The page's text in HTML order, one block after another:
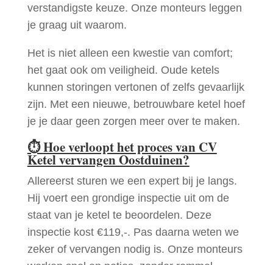
verstandigste keuze. Onze monteurs leggen
je graag uit waarom.
Het is niet alleen een kwestie van comfort;
het gaat ook om veiligheid. Oude ketels
kunnen storingen vertonen of zelfs gevaarlijk
zijn. Met een nieuwe, betrouwbare ketel hoef
je je daar geen zorgen meer over te maken.
⏱Hoe verloopt het proces van CV
Ketel vervangen Oostduinen?
Allereerst sturen we een expert bij je langs.
Hij voert een grondige inspectie uit om de
staat van je ketel te beoordelen. Deze
inspectie kost €119,-. Pas daarna weten we
zeker of vervangen nodig is. Onze monteurs